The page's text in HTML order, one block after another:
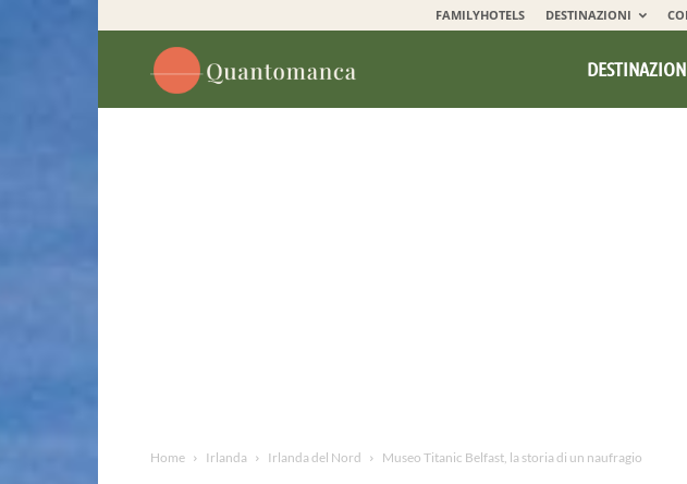
FAMILYHOTELS DESTINAZIONI
Home Irlanda Irlanda del Nord Museo Titanic Belfast, la storia di un naufragio